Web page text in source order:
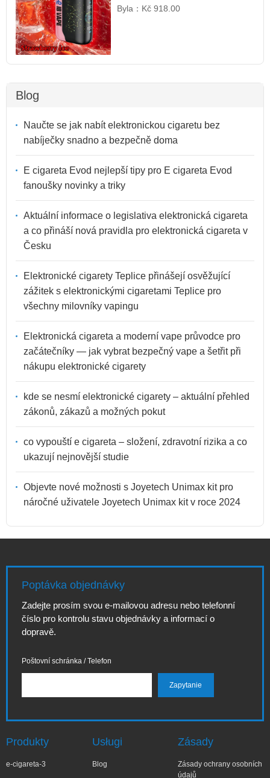
Byla： Kč 918.00
Blog
Naučte se jak nabít elektronickou cigaretu bez
nabíječky snadno a bezpečně doma
E cigareta Evod nejlepší tipy pro E cigareta Evod
fanoušky novinky a triky
Aktuální informace o legislativa elektronická cigareta
a co přináší nová pravidla pro elektronická cigareta v
Česku
Elektronické cigarety Teplice přinášejí osvěžující
zážitek s elektronickými cigaretami Teplice pro
všechny milovníky vapingu
Elektronická cigareta a moderní vape průvodce pro
začátečníky — jak vybrat bezpečný vape a šetřit při
nákupu elektronické cigarety
kde se nesmí elektronické cigarety – aktuální přehled
zákonů, zákazů a možných pokut
co vypouští e cigareta – složení, zdravotní rizika a co
ukazují nejnovější studie
Objevte nové možnosti s Joyetech Unimax kit pro
náročné uživatele Joyetech Unimax kit v roce 2024
Poptávka objednávky
Zadejte prosím svou e-mailovou adresu nebo telefonní
číslo pro kontrolu stavu objednávky a informací o
dopravě.
Poštovní schránka / Telefon
Produkty
e-cigareta-3
Usługi
Blog
Zásady
Zásady ochrany osobních
údajů